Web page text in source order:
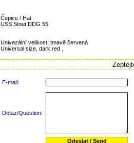
Čepice / Hat
USS Stout DDG 55
Univezální velikost, tmavě červená
Universal size, dark red ,
E-mail:
Dotaz/Question: